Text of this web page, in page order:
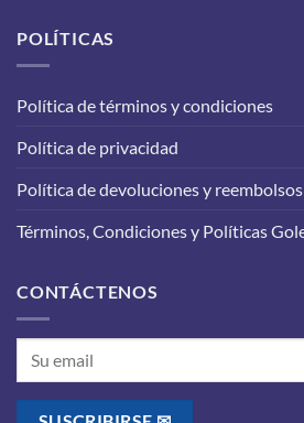
lo
POLÍTICAS
Política de términos y condiciones
Política de privacidad
Política de devoluciones y reembolsos
Términos, Condiciones y Políticas
CONTÁCTENOS